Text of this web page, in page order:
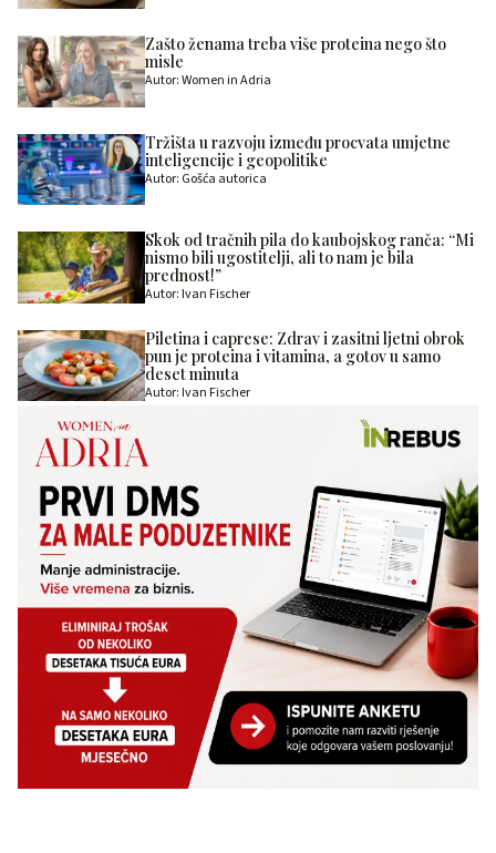
Zašto ženama treba više proteina nego što
misle
Autor: Women in Adria
Tržišta u razvoju između procvata umjetne
inteligencije i geopolitike
Autor: Gošća autorica
Skok od tračnih pila do kaubojskog ranča: “Mi
nismo bili ugostitelji, ali to nam je bila
prednost!”
Autor: Ivan Fischer
Piletina i caprese: Zdrav i zasitni ljetni obrok
pun je proteina i vitamina, a gotov u samo
deset minuta
Autor: Ivan Fischer